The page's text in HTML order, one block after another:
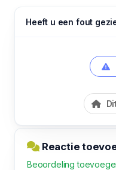
Heeft u een fout
Reactie
Beoordeling